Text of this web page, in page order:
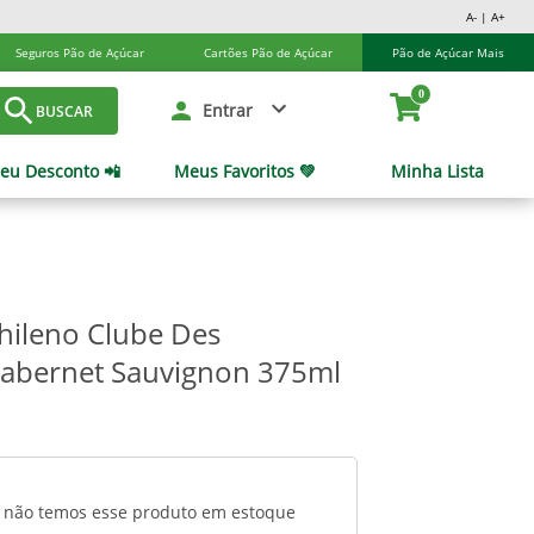
A- | A+
Seguros Pão de Açúcar Cartões Pão de Açúcar Pão de Açúcar Mais
BUSCAR Entrar
0
Desconto 📲 Meus Favoritos 💚 Minha Lista
Clube Des
Sauvignon 375ml
temos esse produto em estoque